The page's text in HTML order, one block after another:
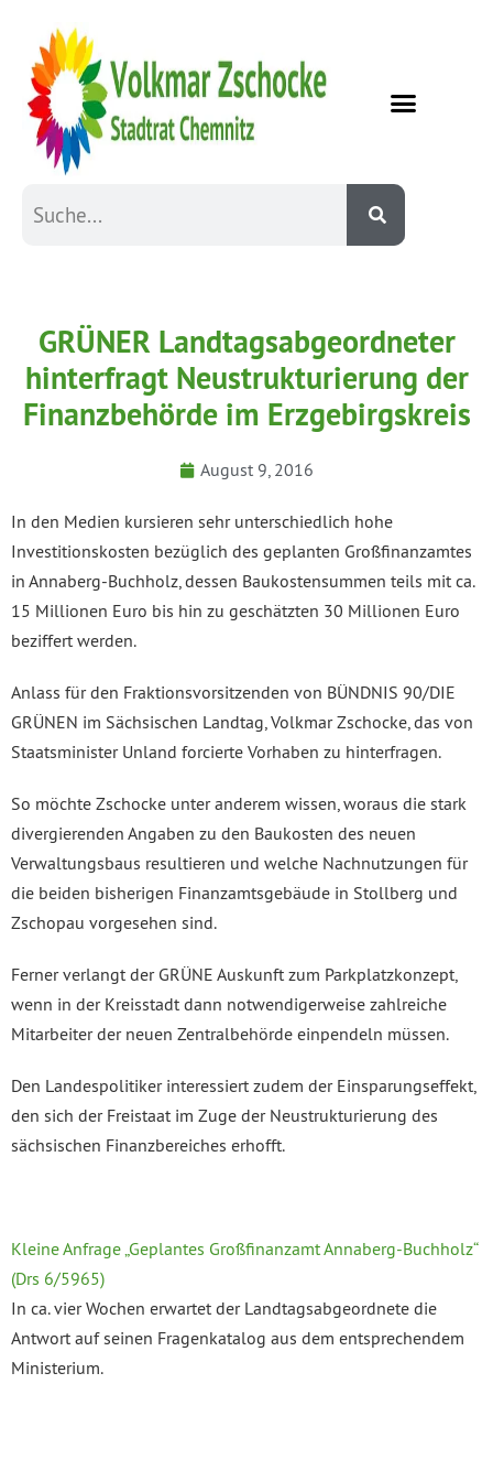
GRÜNER Landtagsabgeordneter
hinterfragt Neustrukturierung der
Finanzbehörde im Erzgebirgskreis
August 9, 2016
In den Medien kursieren sehr unterschiedlich hohe
Investitionskosten bezüglich des geplanten Großfinanzamtes
in Annaberg-Buchholz, dessen Baukostensummen teils mit ca.
15 Millionen Euro bis hin zu geschätzten 30 Millionen Euro
beziffert werden.
Anlass für den Fraktionsvorsitzenden von BÜNDNIS 90/DIE
GRÜNEN im Sächsischen Landtag, Volkmar Zschocke, das von
Staatsminister Unland forcierte Vorhaben zu hinterfragen.
So möchte Zschocke unter anderem wissen, woraus die stark
divergierenden Angaben zu den Baukosten des neuen
Verwaltungsbaus resultieren und welche Nachnutzungen für
die beiden bisherigen Finanzamtsgebäude in Stollberg und
Zschopau vorgesehen sind.
Ferner verlangt der GRÜNE Auskunft zum Parkplatzkonzept,
wenn in der Kreisstadt dann notwendigerweise zahlreiche
Mitarbeiter der neuen Zentralbehörde einpendeln müssen.
Den Landespolitiker interessiert zudem der Einsparungseffekt,
den sich der Freistaat im Zuge der Neustrukturierung des
sächsischen Finanzbereiches erhofft.
Kleine Anfrage „Geplantes Großfinanzamt Annaberg-Buchholz“
(Drs 6/5965)
In ca. vier Wochen erwartet der Landtagsabgeordnete die
Antwort auf seinen Fragenkatalog aus dem entsprechendem
Ministerium.